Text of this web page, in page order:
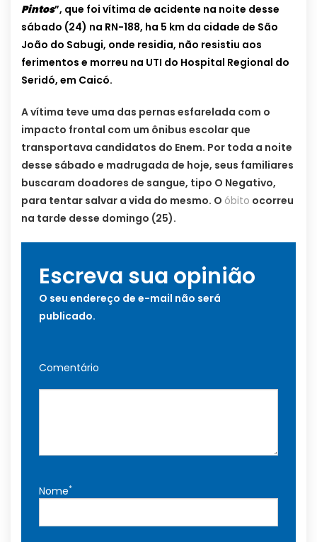
Pintos”, que foi vítima de acidente na noite desse
sábado (24) na RN-188, ha 5 km da cidade de São
João do Sabugi, onde residia, não resistiu aos
ferimentos e morreu na UTI do Hospital Regional do
Seridó, em Caicó.
A vítima teve uma das pernas esfarelada com o
impacto frontal com um ônibus escolar que
transportava candidatos do Enem. Por toda a noite
desse sábado e madrugada de hoje, seus familiares
buscaram doadores de sangue, tipo O Negativo,
para tentar salvar a vida do mesmo. O óbito ocorreu
na tarde desse domingo (25).
Escreva sua opinião
O seu endereço de e-mail não será
publicado.
Comentário
Nome*